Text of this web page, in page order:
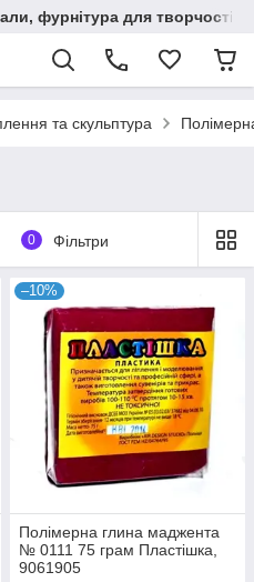
фурнітура для творчості
та скульптура
0 Фільтри
–10%
Полімерна глина маджента
№ 0111 75 грам Пластішка,
9061905